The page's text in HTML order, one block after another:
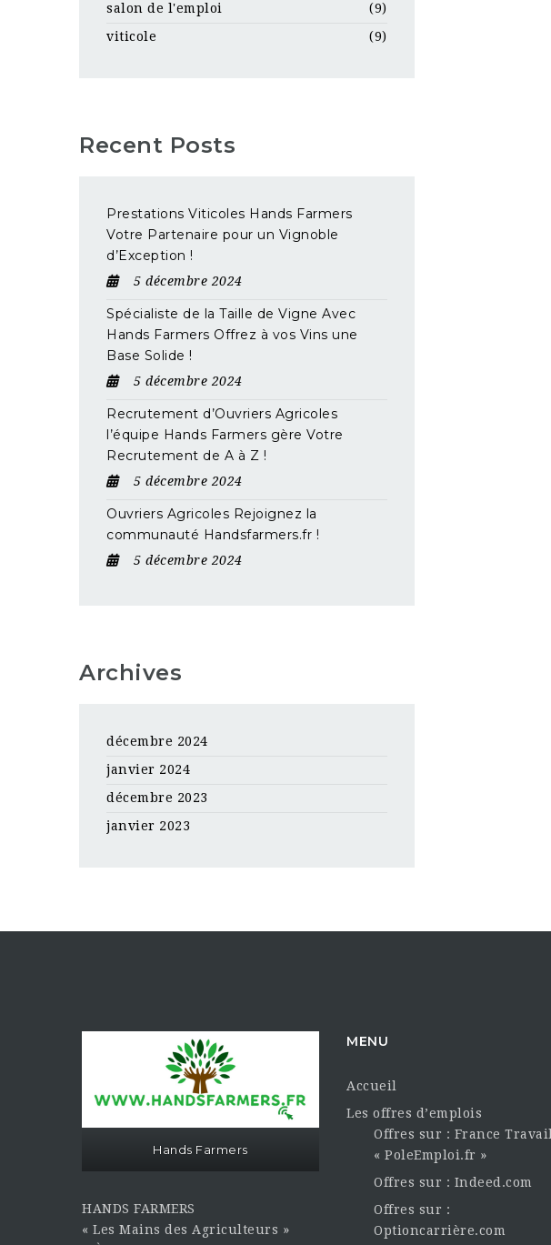
salon de l'emploi
(9)
viticole
(9)
Recent Posts
Prestations Viticoles Hands Farmers
Votre Partenaire pour un Vignoble
d’Exception !
5 décembre 2024
Spécialiste de la Taille de Vigne Avec
Hands Farmers Offrez à vos Vins une
Base Solide !
5 décembre 2024
Recrutement d’Ouvriers Agricoles
l’équipe Hands Farmers gère Votre
Recrutement de A à Z !
5 décembre 2024
Ouvriers Agricoles Rejoignez la
communauté Handsfarmers.fr !
5 décembre 2024
Archives
décembre 2024
janvier 2024
décembre 2023
janvier 2023
Hands Farmers
HANDS FARMERS
« Les Mains des Agriculteurs »
MENU
Accueil
Les offres d’emplois
Offres sur : France Travail
« PoleEmploi.fr »
Offres sur : Indeed.com
Offres sur :
Optioncarrière.com